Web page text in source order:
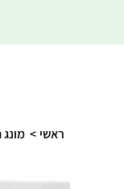
ראשי > מונג